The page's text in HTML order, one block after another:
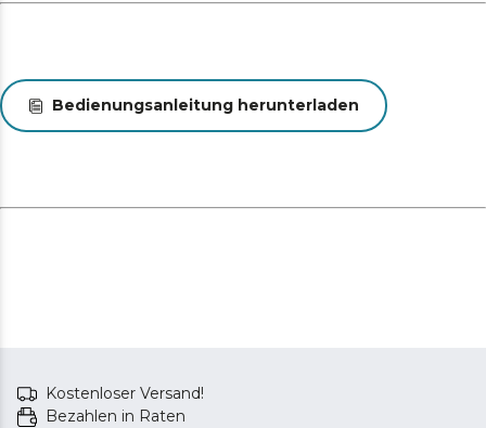
Bedienungsanleitung herunterladen
Kostenloser Versand!
Bezahlen in Raten